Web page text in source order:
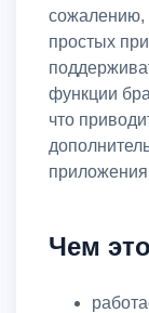
сожалению,
простых
функции
что
Чем